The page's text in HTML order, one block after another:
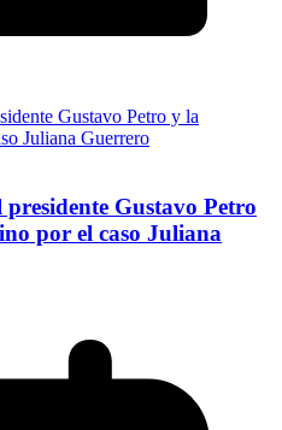
Gustavo Petro
por el caso Juliana